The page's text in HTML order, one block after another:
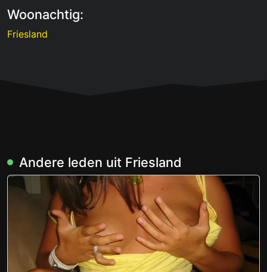
Woonachtig:
Friesland
Andere leden uit Friesland